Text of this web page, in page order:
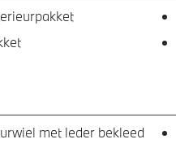
met leder bekleed